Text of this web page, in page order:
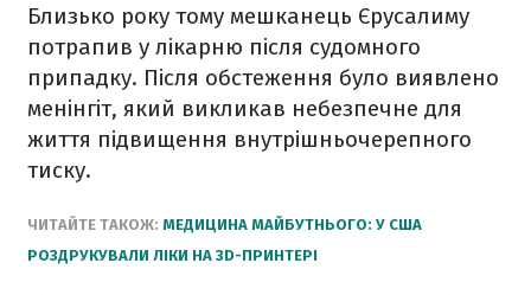
Близько року тому мешканець Єрусалиму
потрапив у лікарню після судомного
припадку. Після обстеження було виявлено
менінгіт, який викликав небезпечне для
життя підвищення внутрішньочерепного
тиску.
ЧИТАЙТЕ ТАКОЖ: МЕДИЦИНА МАЙБУТНЬОГО: У США
РОЗДРУКУВАЛИ ЛІКИ НА 3D-ПРИНТЕРІ